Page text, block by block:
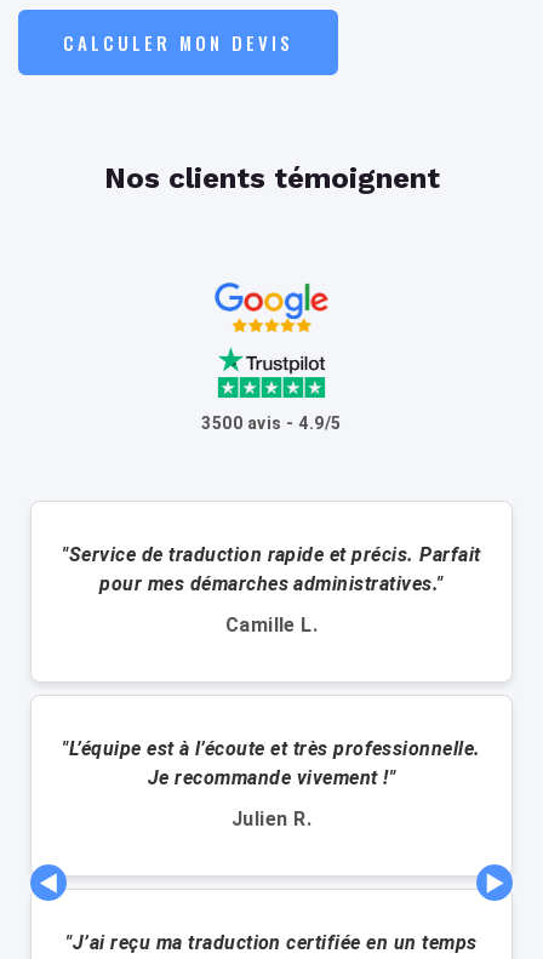
CALCULER MON DEVIS
Nos clients témoignent
3500 avis - 4.9/5
"Service de traduction rapide et précis. Parfait
pour mes démarches administratives."
Camille L.
"L’équipe est à l’écoute et très professionnelle.
Je recommande vivement !"
Julien R.
"J’ai reçu ma traduction certifiée en un temps
◀ ▶